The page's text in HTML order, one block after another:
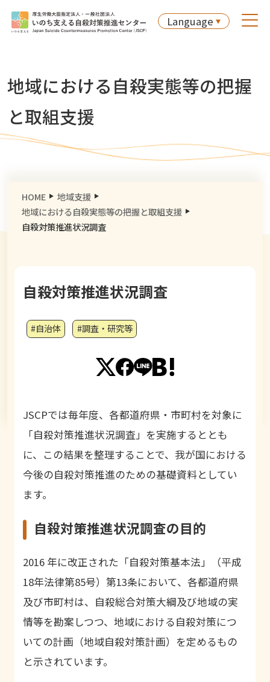
Language
地域における自殺実態等の把握
と取組支援
HOME
地域支援
地域における自殺実態等の把握と取組支援
自殺対策推進状況調査
自殺対策推進状況調査
#自治体 #調査・研究等
JSCPでは毎年度、各都道府県・市町村を対象に
「自殺対策推進状況調査」を実施するととも
に、この結果を整理することで、我が国における
今後の自殺対策推進のための基礎資料としてい
ます。
自殺対策推進状況調査の目的
2016 年に改正された「自殺対策基本法」（平成
18年法律第85号）第13条において、各都道府県
及び市町村は、自殺総合対策大綱及び地域の実
情等を勘案しつつ、地域における自殺対策につ
いての計画（地域自殺対策計画）を定めるもの
と示されています。